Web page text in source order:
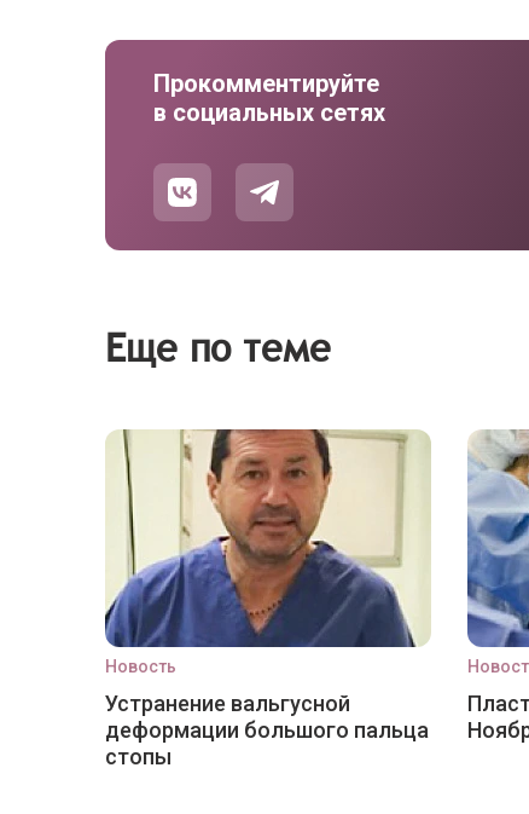
Прокомментируйте
в социальных сетях
Еще по теме
Новость
Устранение вальгусной
деформации большого пальца
стопы